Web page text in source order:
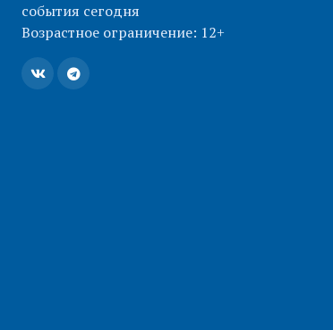
события сегодня
Возрастное ограничение: 12+